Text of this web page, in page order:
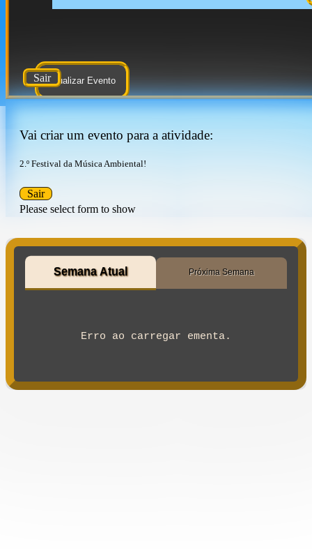
Atualizar Evento
Sair
Vai criar um evento para a atividade:
2.º Festival da Música Ambiental!
Please select form to show
Sair
Semana Atual Próxima Semana
Erro ao carregar ementa.